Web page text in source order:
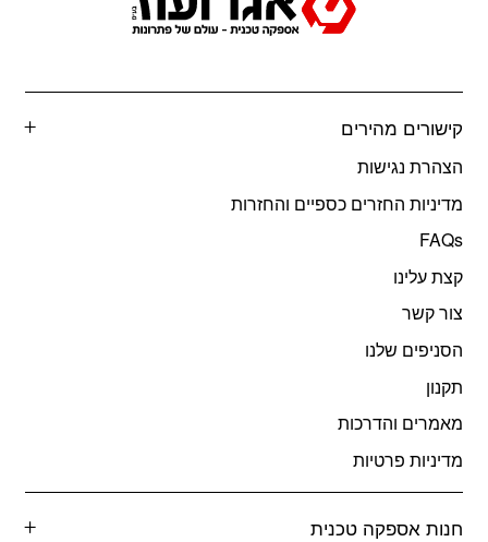
קישורים מהירים
הצהרת נגישות
מדיניות החזרים כספיים והחזרות
FAQs
קצת עלינו
צור קשר
הסניפים שלנו
תקנון
מאמרים והדרכות
מדיניות פרטיות
חנות אספקה טכנית